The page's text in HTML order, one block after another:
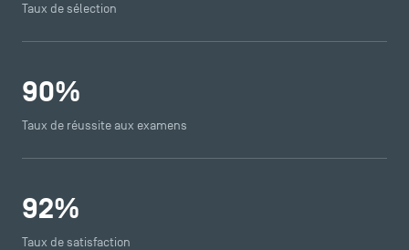
Taux de sélection
90%
Taux de réussite aux examens
92%
Taux de satisfaction